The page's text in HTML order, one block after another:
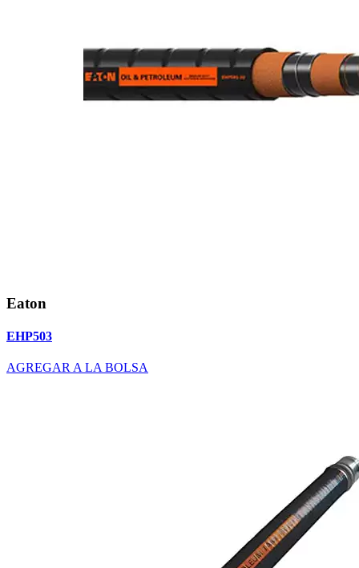
Eaton
EHP503
AGREGAR A LA BOLSA